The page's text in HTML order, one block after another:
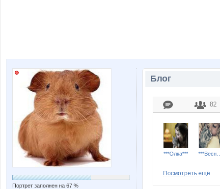
Портрет заполнен на 67 %
Блог
82
***Олка***
Посмотреть ещё